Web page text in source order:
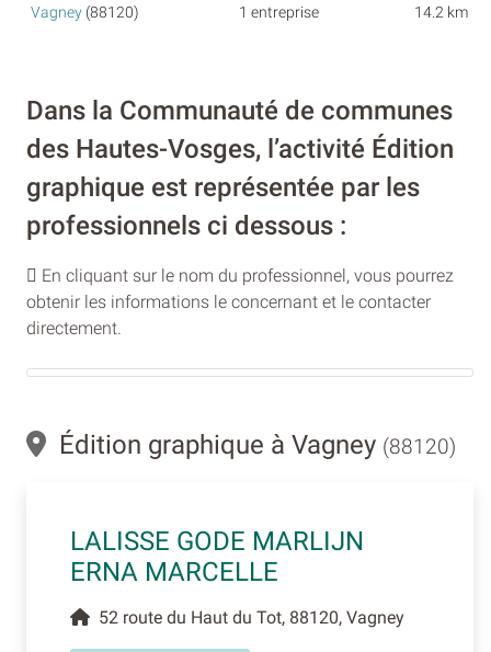
Vagney (88120) 1 entreprise 14.2 km
Dans la Communauté de communes
des Hautes-Vosges, l’activité Édition
graphique est représentée par les
professionnels ci dessous :
En cliquant sur le nom du professionnel, vous pourrez
obtenir les informations le concernant et le contacter
directement.
Édition graphique à Vagney (88120)
LALISSE GODE MARLIJN
ERNA MARCELLE
52 route du Haut du Tot, 88120, Vagney